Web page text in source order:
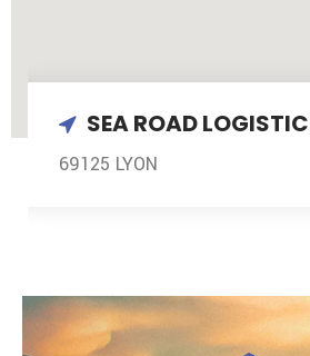
SEA ROAD LOGISTIC
69125 LYON